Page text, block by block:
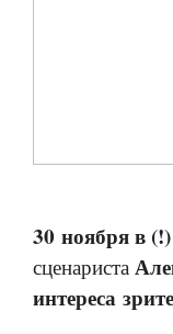
30 ноября в
сценариста
интереса